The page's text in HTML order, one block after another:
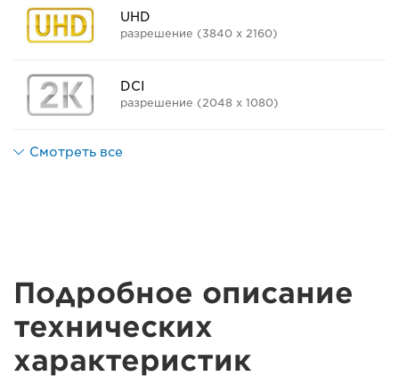
UHD
разрешение (3840 x 2160)
DCI
разрешение (2048 x 1080)
Смотреть все
Подробное описание
технических
характеристик